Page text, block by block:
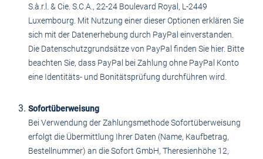
S.à.r.l. & Cie. S.C.A., 22-24 Boulevard Royal, L-2449
Luxembourg. Mit Nutzung einer dieser Optionen erklären Sie
sich mit der Datenerhebung durch PayPal einverstanden.
Die Datenschutzgrundsätze von PayPal finden Sie hier. Bitte
beachten Sie, dass PayPal bei Zahlung ohne PayPal Konto
eine Identitäts- und Bonitätsprüfung durchführen wird.
Sofortüberweisung
Bei Verwendung der Zahlungsmethode Sofortüberweisung
erfolgt die Übermittlung Ihrer Daten (Name, Kaufbetrag,
Bestellnummer) an die Sofort GmbH, Theresienhöhe 12,